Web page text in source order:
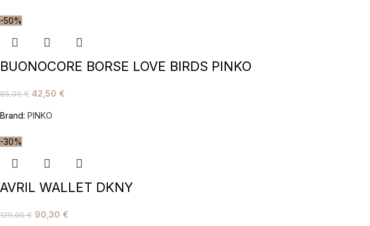
-50%
BUONOCORE BORSE LOVE BIRDS PINKO
85,00€ 42,50 €
Brand: PINKO
-30%
AVRIL WALLET DKNY
129,00€ 90,30 €